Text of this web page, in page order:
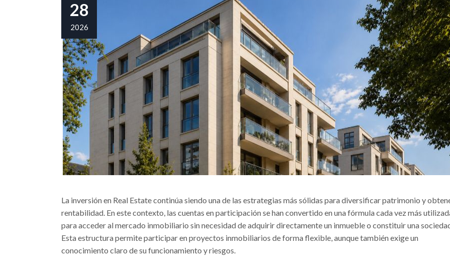
28
2026
La inversión en Real Estate continúa siendo una de las estrategias más sólidas para diversificar patrimonio y
rentabilidad. En este contexto, las cuentas en participación se han convertido en una fórmula cada vez más
para acceder al mercado inmobiliario sin necesidad de adquirir directamente un inmueble o constituir una
Esta estructura permite participar en proyectos inmobiliarios de forma flexible, aunque también exige un
conocimiento claro de su funcionamiento y riesgos.